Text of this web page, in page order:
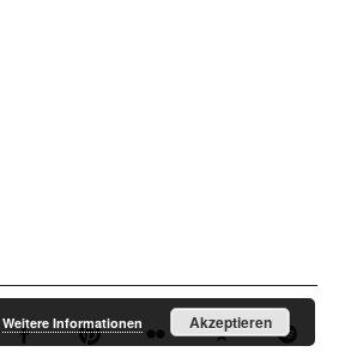
Weitere Informationen Akzeptieren